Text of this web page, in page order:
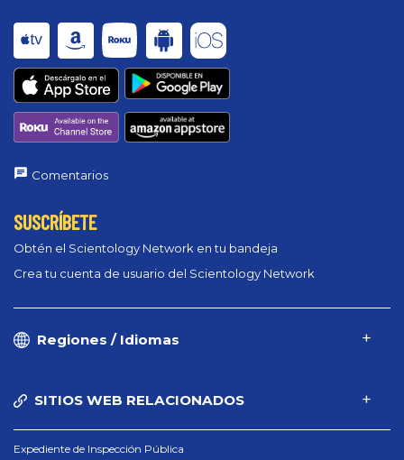
Comentarios
SUSCRÍBETE
Obtén el Scientology Network en tu bandeja
Crea tu cuenta de usuario del Scientology Network
Regiones / Idiomas
SITIOS WEB RELACIONADOS
Expediente de Inspección Pública